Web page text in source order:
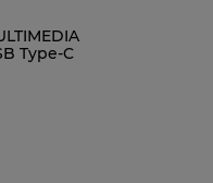
Type-C